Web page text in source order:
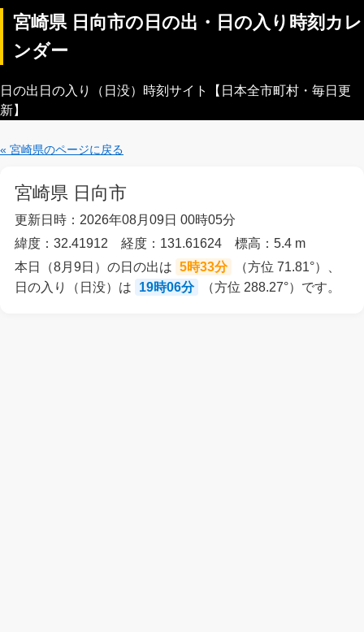
宮崎県 日向市の日の出・日の入り時刻カレ
ンダー
日の出日の入り（日没）時刻サイト【日本全市町村・毎日更
新】
« 宮崎県のページに戻る
宮崎県 日向市
更新日時：2026年08月09日 00時05分
緯度：32.41912 経度：131.61624 標高：5.4 m
本日（8月9日）の日の出は 5時33分
（方位 71.81°）、
日の入り（日没）は
19時06分 （方位 288.27°）です。